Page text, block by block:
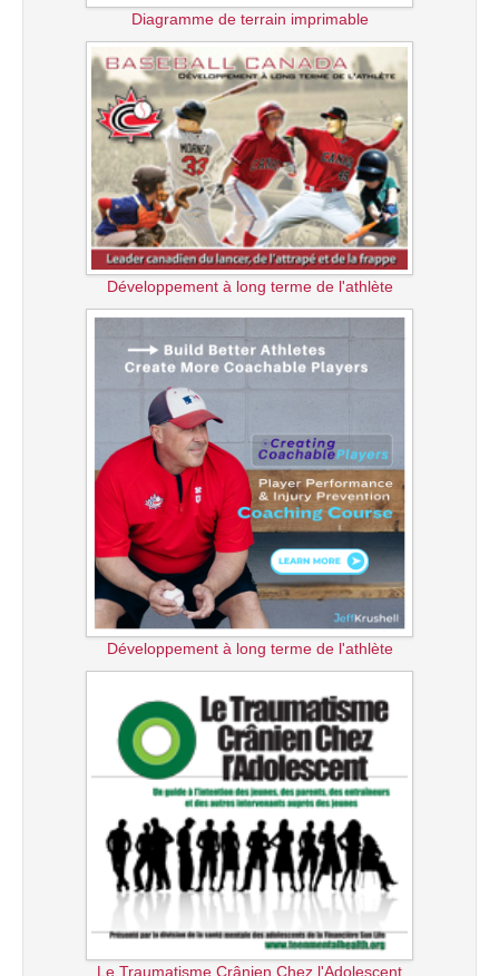
Diagramme de terrain imprimable
Développement à long terme de l'athlète
Développement à long terme de l'athlète
Le Traumatisme Crânien Chez l'Adolescent